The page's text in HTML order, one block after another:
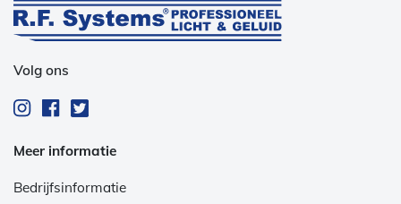
Volg ons
Meer informatie
Bedrijfsinformatie